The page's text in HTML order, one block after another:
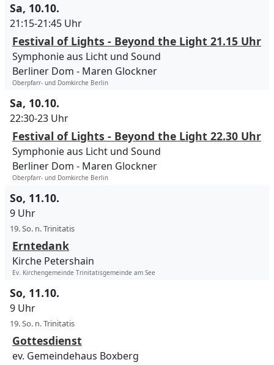
Sa, 10.10.
21:15-21:45 Uhr
Festival of Lights - Beyond the Light 21.15 Uhr
Symphonie aus Licht und Sound
Berliner Dom
Maren Glockner
Oberpfarr- und Domkirche Berlin
Sa, 10.10.
22:30-23 Uhr
Festival of Lights - Beyond the Light 22.30 Uhr
Symphonie aus Licht und Sound
Berliner Dom
Maren Glockner
Oberpfarr- und Domkirche Berlin
So, 11.10.
9 Uhr
19. So. n. Trinitatis
Erntedank
Kirche Petershain
Ev. Kirchengemeinde Trinitatisgemeinde am See
So, 11.10.
9 Uhr
19. So. n. Trinitatis
Gottesdienst
ev. Gemeindehaus Boxberg